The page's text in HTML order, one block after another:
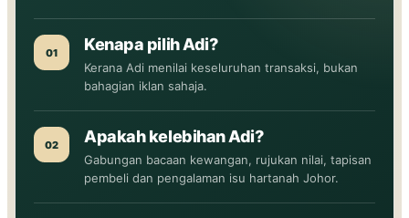
01 Kenapa pilih Adi?
Kerana Adi menilai keseluruhan transaksi, bukan
bahagian iklan sahaja.
02 Apakah kelebihan Adi?
Gabungan bacaan kewangan, rujukan nilai, tapisan
pembeli dan pengalaman isu hartanah Johor.